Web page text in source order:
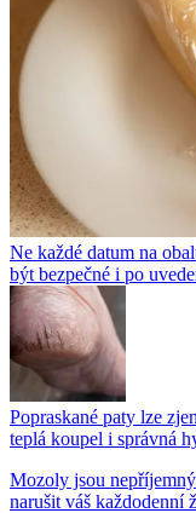
Ne každé datum na
být bezpečné i po
Popraskané paty lze
teplá koupel i správná
Mozoly jsou
narušit váš každodenní